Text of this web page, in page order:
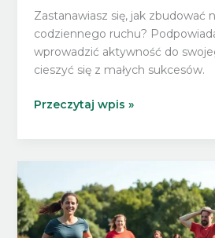
Zastanawiasz się, jak zbudować
codziennego ruchu?
wprowadzić aktywność do
cieszyć się z małych sukcesów.
Codzienny
bez
jak
budować
Przeczytaj wpis »